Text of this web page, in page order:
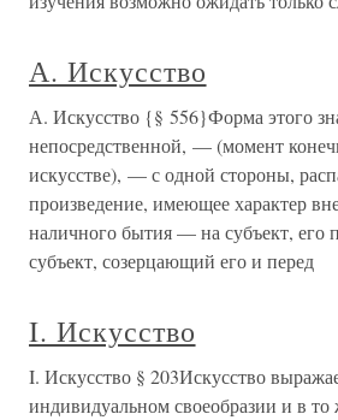
А. Искусство
А. Искусство {§ 556}Форма этого
непосредственной, — (момент
искусстве), — с одной стороны,
произведение, имеющее характер
наличного бытия — на субъект,
субъект, созерцающий его и перед
I. Искусство
I. Искусство § 203Искусство
индивидуальном своеобразии и в то